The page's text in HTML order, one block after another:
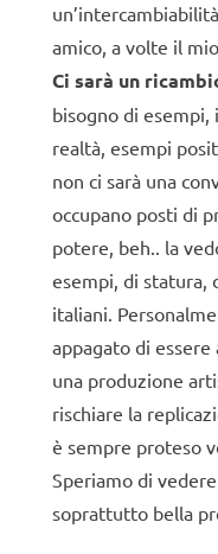
amico, a volte il
Ci sarà un
bisogno di
realtà, esempi
non ci sarà una
occupano posti di
potere, beh.. la
esempi, di statura,
italiani.
appagato di
una produzione
rischiare la
è sempre proteso
Speriamo di
soprattutto bella